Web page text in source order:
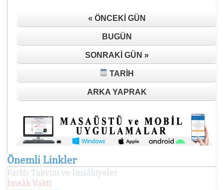
« ÖNCEKI GÜN
BUGÜN
SONRAKI GÜN »
TARIH
ARKA YAPRAK
Önemli Linkler
Farklı Takvim ve İmsâkiyeler
İmsâk Vakti